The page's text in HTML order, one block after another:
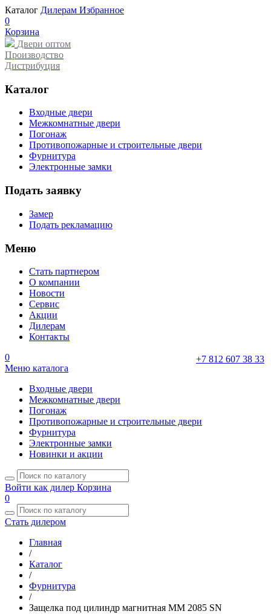
Каталог Дилерам Избранное
0
Корзина
Двери оптом
Производство
Дистрибуция
Каталог
Входные двери
Межкомнатные двери
Погонаж
Противопожарные и строительные двери
Фурнитура
Электронные замки
Подать заявку
Замер
Подать рекламацию
Меню
Стать партнером
О компании
Новости
Сервис
Акции
Дилерам
Контакты
+7 812 607 38 33
0
Меню каталога
Входные двери
Межкомнатные двери
Погонаж
Противопожарные и строительные двери
Фурнитура
Электронные замки
Новинки и акции
Войти как дилер Корзина
0
Стать дилером
Главная
/
Каталог
/
Фурнитура
/
Защелка под цилиндр магнитная MM 2085 SN